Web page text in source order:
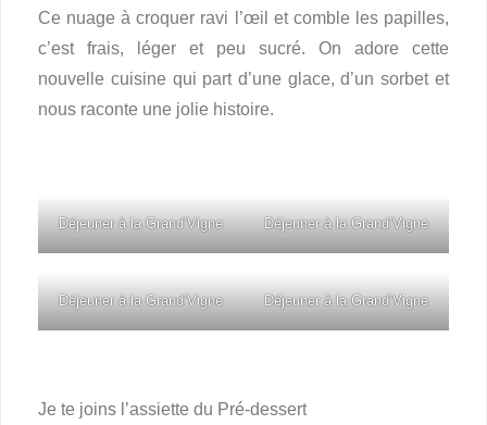
Ce nuage à croquer ravi l’œil et comble les papilles,
c’est frais, léger et peu sucré. On adore cette
nouvelle cuisine qui part d’une glace, d’un sorbet et
nous raconte une jolie histoire.
Déjeuner à la Grand’Vigne Déjeuner à la Grand’Vigne
Déjeuner à la Grand’Vigne Déjeuner à la Grand’Vigne
Je te joins l’assiette du Pré-dessert